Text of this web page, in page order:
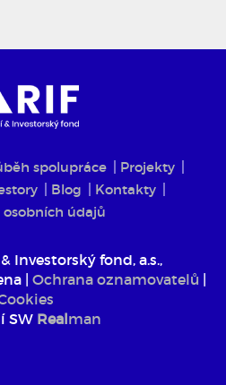
spolupráce
Projekty
Blog
Kontakty
osobních údajů
Investorský fond, a.s.,
| Ochrana oznamovatelů |
SW Realman